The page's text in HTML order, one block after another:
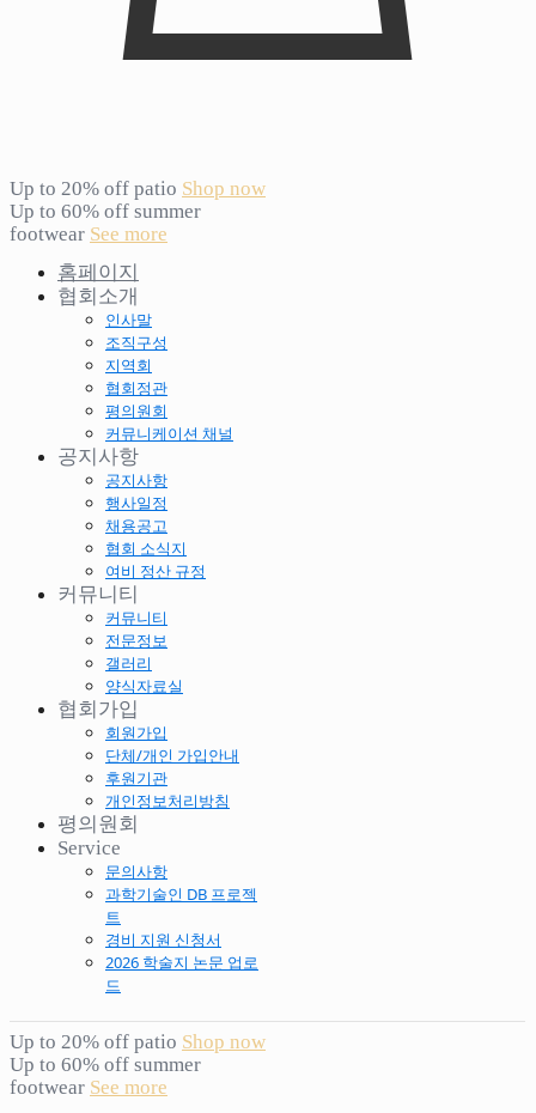
Up to 20% off patio Shop now
Up to 60% off summer
footwear See more
홈페이지
협회소개
인사말
조직구성
지역회
협회정관
평의원회
커뮤니케이션 채널
공지사항
공지사항
행사일정
채용공고
협회 소식지
여비 정산 규정
커뮤니티
커뮤니티
전문정보
갤러리
양식자료실
협회가입
회원가입
단체/개인 가입안내
후원기관
개인정보처리방침
평의원회
Service
문의사항
과학기술인 DB 프로젝
트
경비 지원 신청서
2026 학술지 논문 업로
드
Up to 20% off patio Shop now
Up to 60% off summer
footwear See more